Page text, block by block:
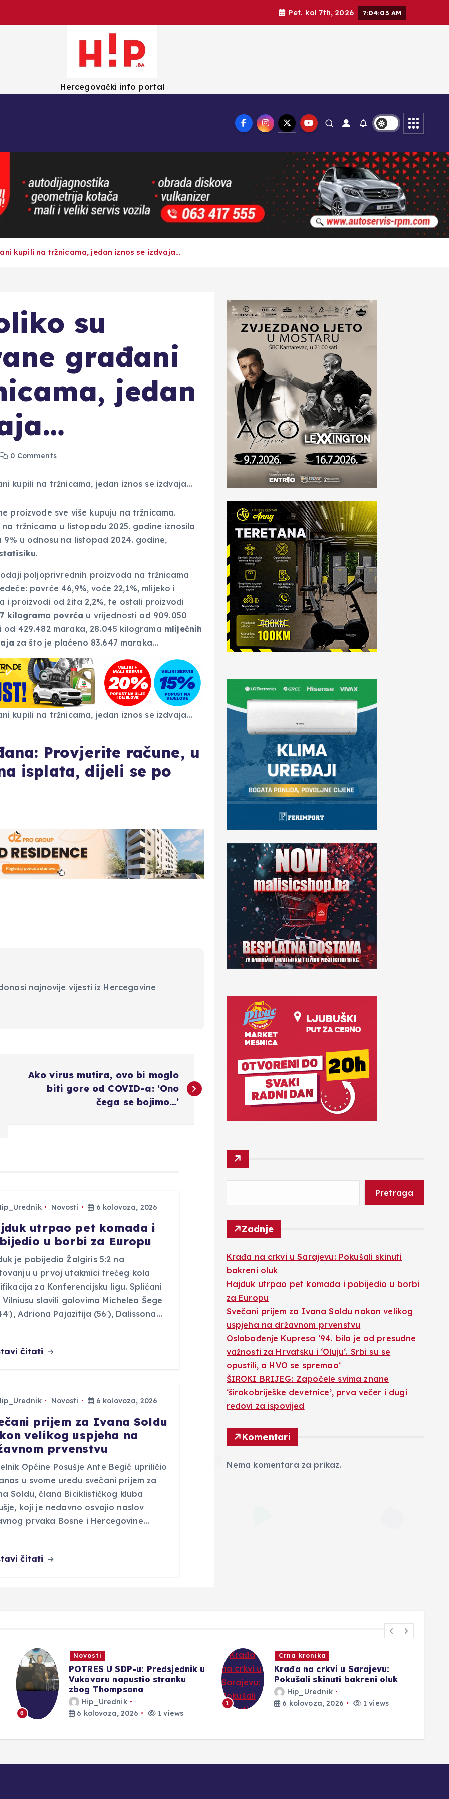
Pet. kol 7th, 2026 7:04:04 AM
Hercegovački info portal
kupili na tržnicama, jedan iznos se izdvaja…
su
građani
jedan
0 Comments
proizvode sve više kupuju na tržnicama.
tržnicama u listopadu 2025. godine iznosila
u odnosu na listopad 2024. godine,
.
poljoprivrednih proizvoda na tržnicama
povrće 46,9%, voće 22,1%, mlijeko i
i proizvodi od žita 2,2%, te ostali proizvodi
kilograma povrća u vrijednosti od 909.050
od 429.482 maraka, 28.045 kilograma mliječnih
za što je plaćeno 83.647 maraka…
Provjerite račune, u
isplata, dijeli se po
najnovije vijesti iz Hercegovine
Ako virus mutira, ovo bi moglo
biti gore od COVID-a: ‘Ono
čega se bojimo…’
Novosti 6 kolovoza, 2026
utrpao pet komada i
u borbi za Europu
je pobijedio Žalgiris 5:2 na
u prvoj utakmici trećeg kola
za Konferencijsku ligu. Splićani
Vilniusu slavili golovima Michelea Šege
Adriona Pajazitija (56′), Dalissona…
čitati
Novosti 6 kolovoza, 2026
prijem za Ivana Soldu
velikog uspjeha na
prvenstvu
Općine Posušje Ante Begić upriličio
u svome uredu svečani prijem za
Soldu, člana Biciklističkog kluba
koji je nedavno osvojio naslov
prvaka Bosne i Hercegovine…
čitati
Pretraga
Zadnje
Krađa na crkvi u Sarajevu: Pokušali skinuti
bakreni oluk
Hajduk utrpao pet komada i pobijedio u borbi
za Europu
Svečani prijem za Ivana Soldu nakon velikog
uspjeha na državnom prvenstvu
Oslobođenje Kupresa ‘94. bilo je od presudne
važnosti za Hrvatsku i ‘Oluju‘. Srbi su se
opustili, a HVO se spremao‘
ŠIROKI BRIJEG: Započele svima znane
‘širokobriješke devetnice’, prva večer i dugi
redovi za ispovijed
Komentari
Nema komentara za prikaz.
6
Novosti
POTRES U SDP-u: Predsjednik u
Vukovaru napustio stranku
zbog Thompsona
Hip_Urednik
6 kolovoza, 2026
1 views
1
Crna kronika
Krađa na crkvi u Sarajevu:
Pokušali skinuti bakreni oluk
Hip_Urednik
6 kolovoza, 2026
1 views